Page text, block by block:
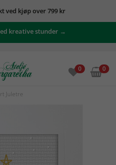
ved kjøp over 799 kr
kreative stunder →
0 0
Juletre